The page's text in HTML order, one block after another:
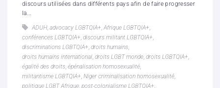
discours utilisées dans différents pays afin de faire progresser
la...
ADUH, advocacy LGBTQIA+, Afrique LGBTQIA+,
conférences LGBTQIA+, discours militant LGBTQIA+,
discriminations LGBTQIA+, droits humains,
droits humains international, droits LGBT monde, droits LGBTQIA+,
égalité des droits, épénalisation homosexualité,
militantisme LGBTQIA+, Niger criminalisation homosexualité,
politique LGBT Afrique, post-colonialisme LGBTQIA+,